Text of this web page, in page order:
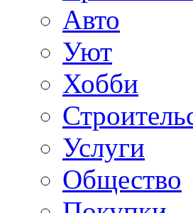
Авто
Уют
Хобби
Услуги
Общество